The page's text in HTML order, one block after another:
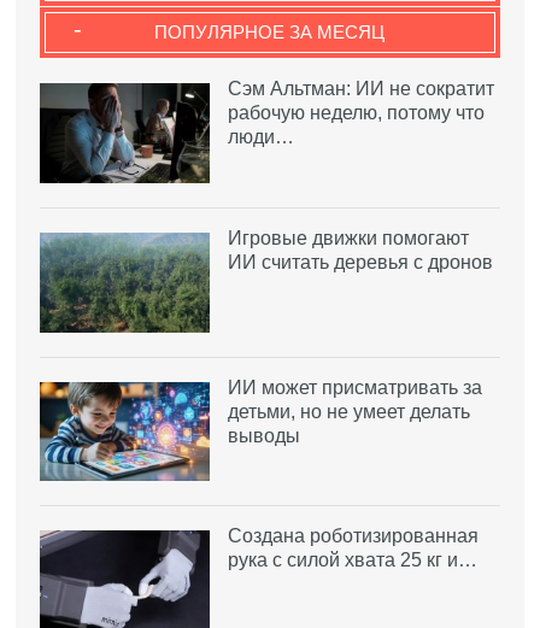
ПОПУЛЯРНОЕ ЗА МЕСЯЦ
-
Сэм Альтман: ИИ не сократит
рабочую неделю, потому что
люди…
Игровые движки помогают
ИИ считать деревья с дронов
ИИ может присматривать за
детьми, но не умеет делать
выводы
Создана роботизированная
рука с силой хвата 25 кг и…